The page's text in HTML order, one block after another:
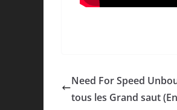
Need For Speed
tous les Grand saut